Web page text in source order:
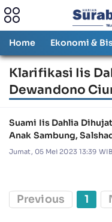
Home Ekonomi &
Klarifikasi Iis
Dewandono
Suami Iis Dahlia
Anak Sambung,
Jumat, 05 Mei 2023 13:39 WIB
Previous 1